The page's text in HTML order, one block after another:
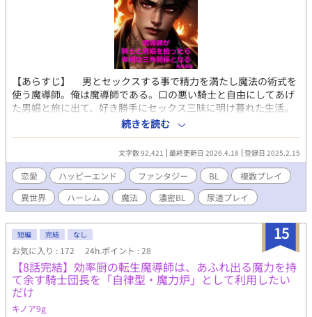
【あらすじ】 男とセックスする事で精力を満たし魔法の術式を
使う魔導師。俺は魔導師である。口の悪い騎士と自由にしてあげ
た男娼と旅に出て、好き勝手にセックス三昧に明け暮れた生活。
だが必ずしもいい事ばかりではなくって。 エロ含む話の前に
「※」。 リバ、中出し、潮吹き、指姦、年下攻め、強制、S状結
腸、連続絶頂、アナルビーズ、尿道攻め、乱交、小スカ、快楽堕
ち 『1』合計２9話。完結済。 『2』連載中。執筆中につき、不定
期更新となります。 https://kisaragishion.fanbox.cc/ 如月紫苑の
Fanboxです。是非無料登録をどうぞ。新作や書籍化情報の等の近
況やリアルタイムでの作品についてよく呟いています。
続きを読む
文字数 92,421 最終更新日 2026.4.18 登録日 2025.2.15
恋愛 ハッピーエンド ファンタジー BL
複数プレイ
異世界
ハーレム 魔法 濃密BL 尿道プレイ
15
短編 完結 なし
お気に入り : 172 24h.ポイント : 28
【8話完結】効率厨の転生魔導師は、あふれ出る魔力を持
て余す騎士団長を「自律型・魔力炉」として利用したい
だけ
キノア9g